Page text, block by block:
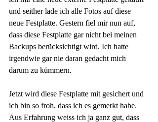
und seither lade ich alle Fotos auf diese
neue Festplatte. Gestern fiel mir nun auf,
dass diese Festplatte gar nicht bei meinen
Backups berücksichtigt wird. Ich hatte
irgendwie gar nie daran gedacht mich
darum zu kümmern.
Jetzt wird diese Festplatte mit gesichert und
ich bin so froh, dass ich es gemerkt habe.
Aus Erfahrung weiss ich ja ganz gut, dass